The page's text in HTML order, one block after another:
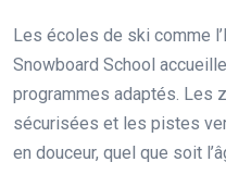
Les écoles de ski comme
Snowboard School
programmes adaptés. Les
sécurisées et les pistes
en douceur, quel que soit